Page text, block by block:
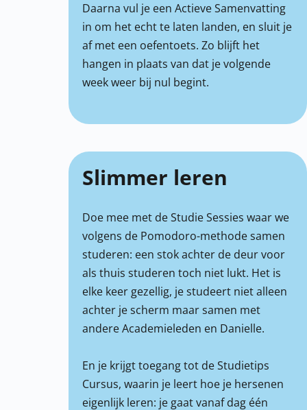
Daarna vul je een Actieve Samenvatting
in om het echt te laten landen, en sluit je
af met een oefentoets. Zo blijft het
hangen in plaats van dat je volgende
week weer bij nul begint.
Slimmer leren
Doe mee met de Studie Sessies waar we
volgens de Pomodoro-methode samen
studeren: een stok achter de deur voor
als thuis studeren toch niet lukt. Het is
elke keer gezellig, je studeert niet alleen
achter je scherm maar samen met
andere Academieleden en Danielle.
En je krijgt toegang tot de Studietips
Cursus, waarin je leert hoe je hersenen
eigenlijk leren: je gaat vanaf dag één